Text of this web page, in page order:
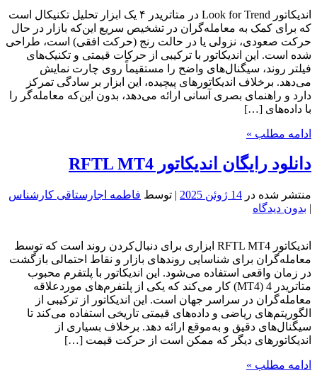
اندیکاتور Look for Trend در متاتریدر ۴ یک ابزار تحلیل تکنیکال است
که برای کمک به معامله‌گران در تشخیص سریع این‌که بازار در حال
حرکت صعودی، نزولی یا در حالت رنج (حرکت افقی) است، طراحی
شده است. این اندیکاتور با ترکیبی از حرکات قیمتی و تکنیک‌های
فیلتر روند، سیگنال‌های واضح را مستقیماً روی چارت نمایش
می‌دهد. برخلاف اندیکاتورهای پیچیده، این ابزار بر سادگی تمرکز
دارد و راهنمای بصری آسانی ارائه می‌دهد، بدون این‌که معامله‌گر را
با داده‌های […]
ادامه مطلب »
دانلود رایگان اندیکاتور RFTL MT4
منتشر شده در 14 ژوئن 2025 | توسط فاطمه اجارستاقی کارشناس
| بدون دیدگاه
اندیکاتور RFTL MT4 ابزاری برای دنبال‌کردن روند است که توسط
معامله‌گران برای شناسایی روندهای بازار و نقاط احتمالی بازگشت
در زمان واقعی استفاده می‌شود. این اندیکاتور با پلتفرم محبوب
متاتریدر 4 (MT4) کار می‌کند که یکی از پلتفرم‌های موردعلاقه
معامله‌گران در سراسر جهان است. این اندیکاتور از ترکیبی از
الگوریتم‌های ریاضی و داده‌های قیمتی تاریخی استفاده می‌کند تا
سیگنال‌های دقیق و به‌موقع ارائه دهد. برخلاف بسیاری از
اندیکاتورهای دیگر که ممکن است از حرکت قیمت […]
ادامه مطلب »